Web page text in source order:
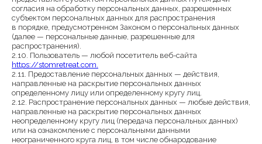
согласия на обработку персональных данных, разрешенных
субъектом персональных данных для распространения
в порядке, предусмотренном Законом о персональных данных
(далее — персональные данные, разрешенные для
распространения).
2.10. Пользователь — любой посетитель веб-сайта
https://stomretreat.com.
2.11. Предоставление персональных данных — действия,
направленные на раскрытие персональных данных
определенному лицу или определенному кругу лиц.
2.12. Распространение персональных данных — любые действия,
направленные на раскрытие персональных данных
неопределенному кругу лиц (передача персональных данных)
или на ознакомление с персональными данными
неограниченного круга лиц, в том числе обнародование